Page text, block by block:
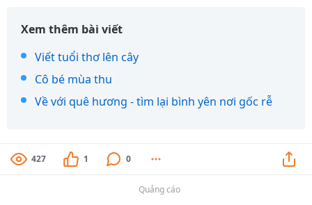
Xem thêm bài viết
Viết tuổi thơ lên cây
Cô bé mùa thu
Về với quê hương - tìm lại bình yên nơi gốc rễ
427 1 0
Quảng cáo